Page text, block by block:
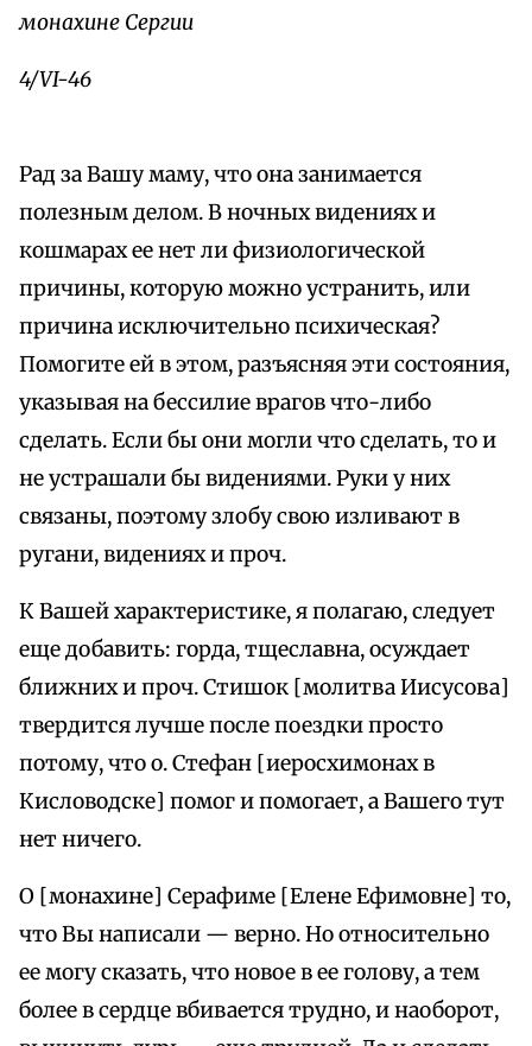
монахине Сергии
4/VI-46
Рад за Вашу маму, что она занимается
полезным делом. В ночных видениях и
кошмарах ее нет ли физиологической
причины, которую можно устранить, или
причина исключительно психическая?
Помогите ей в этом, разъясняя эти состояния,
указывая на бессилие врагов что-либо
сделать. Если бы они могли что сделать, то и
не устрашали бы видениями. Руки у них
связаны, поэтому злобу свою изливают в
ругани, видениях и проч.
К Вашей характеристике, я полагаю, следует
еще добавить: горда, тщеславна, осуждает
ближних и проч. Стишок [молитва Иисусова]
твердится лучше после поездки просто
потому, что о. Стефан [иеросхимонах в
Кисловодске] помог и помогает, а Вашего тут
нет ничего.
О [монахине] Серафиме [Елене Ефимовне] то,
что Вы написали — верно. Но относительно
ее могу сказать, что новое в ее голову, а тем
более в сердце вбивается трудно, и наоборот,